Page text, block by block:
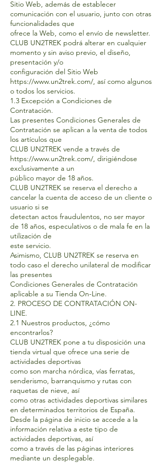
Sitio Web, además de establecer
comunicación con el usuario, junto con otras
funcionalidades que
ofrece la Web, como el envío de newsletter.
CLUB UN2TREK podrá alterar en cualquier
momento y sin aviso previo, el diseño,
presentación y/o
configuración del Sitio Web
https://www.un2trek.com/, así como algunos
o todos los servicios.
1.3 Excepción a Condiciones de
Contratación.
Las presentes Condiciones Generales de
Contratación se aplican a la venta de todos
los artículos que
CLUB UN2TREK vende a través de
https://www.un2trek.com/, dirigiéndose
exclusivamente a un
público mayor de 18 años.
CLUB UN2TREK se reserva el derecho a
cancelar la cuenta de acceso de un cliente o
usuario si se
detectan actos fraudulentos, no ser mayor
de 18 años, especulativos o de mala fe en la
utilización de
este servicio.
Asimismo, CLUB UN2TREK se reserva en
todo caso el derecho unilateral de modificar
las presentes
Condiciones Generales de Contratación
aplicable a su Tienda On-Line.
2. PROCESO DE CONTRATACIÓN ON-
LINE.
2.1 Nuestros productos, ¿cómo
encontrarlos?
CLUB UN2TREK pone a tu disposición una
tienda virtual que ofrece una serie de
actividades deportivas
como son marcha nórdica, vías ferratas,
senderismo, barranquismo y rutas con
raquetas de nieve, así
como otras actividades deportivas similares
en determinados territorios de España.
Desde la página de inicio se accede a la
información relativa a este tipo de
actividades deportivas, así
como a través de las páginas interiores
mediante un desplegable.